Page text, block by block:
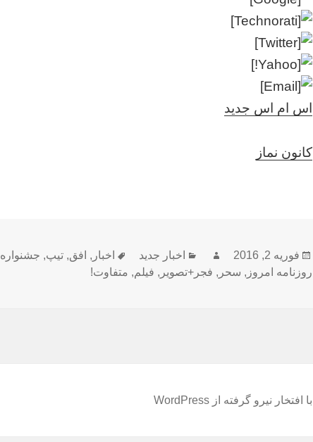
اس ام اس جدید
کانون نماز
ارسال
شده
فوریه 2, 2016 نویسندهدسته‌ها
اخبار جدید برچسب‌ها
اخبار , افق,تیپ, جشنواره
روزنامه امروز , سحر , فجر+تصویر , فیلم, متفاوت!
با افتخار نیرو گرفته از WordPress